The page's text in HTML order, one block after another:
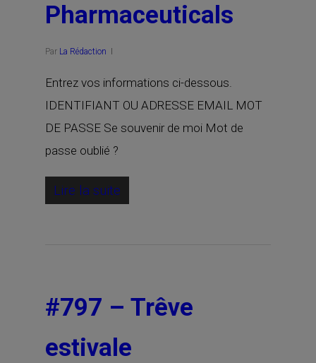
Pharmaceuticals
Par La Rédaction
Entrez vos informations ci-dessous.
IDENTIFIANT OU ADRESSE EMAIL MOT
DE PASSE Se souvenir de moi Mot de
passe oublié ?
Lire la suite
#797 – Trêve
estivale